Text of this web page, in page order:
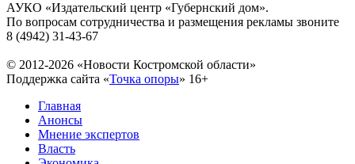
АУКО «Издательский центр «Губернский дом».
По вопросам сотрудничества и размещения рекламы звоните
8 (4942) 31-43-67
© 2012-2026 «Новости Костромской области»
Поддержка сайта «Точка опоры» 16+
Главная
Анонсы
Мнение экспертов
Власть